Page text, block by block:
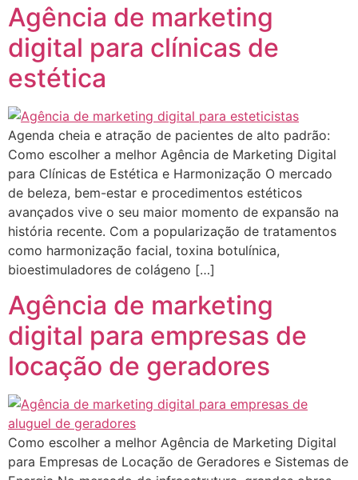
Agência de marketing
digital para clínicas de
estética
Agenda cheia e atração de pacientes de alto padrão:
Como escolher a melhor Agência de Marketing Digital
para Clínicas de Estética e Harmonização O mercado
de beleza, bem-estar e procedimentos estéticos
avançados vive o seu maior momento de expansão na
história recente. Com a popularização de tratamentos
como harmonização facial, toxina botulínica,
bioestimuladores de colágeno […]
Agência de marketing
digital para empresas de
locação de geradores
Como escolher a melhor Agência de Marketing Digital
para Empresas de Locação de Geradores e Sistemas de